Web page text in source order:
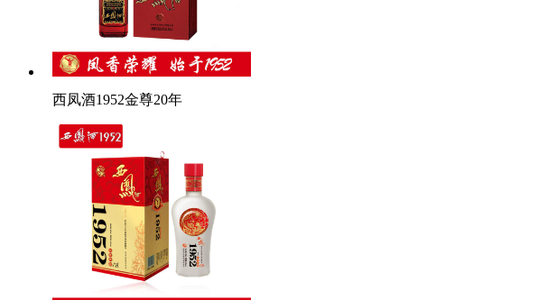
西凤酒1952金尊20年